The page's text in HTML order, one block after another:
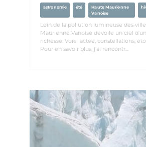
astronomie été
Haute Maurienne
Vanoise
Loin de la pollution lumineuse des
Maurienne Vanoise dévoile un ciel
richesse. Voie lactée, constellations,
Pour en savoir plus, j’ai rencontr...